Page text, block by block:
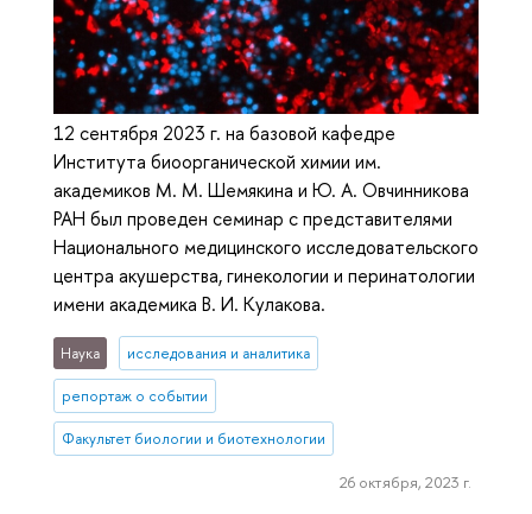
12 сентября 2023 г. на базовой кафедре
Института биоорганической химии им.
академиков М. М. Шемякина и Ю. А. Овчинникова
РАН был проведен семинар с представителями
Национального медицинского исследовательского
центра акушерства, гинекологии и перинатологии
имени академика В. И. Кулакова.
Наука исследования и аналитика
репортаж о событии
Факультет биологии и биотехнологии
26 октября, 2023 г.